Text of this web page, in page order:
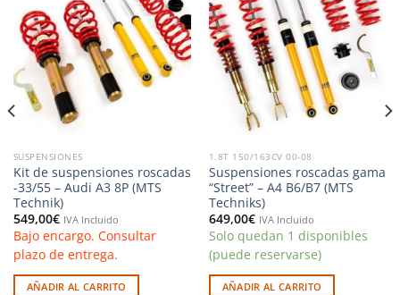
Añadir
a la
lista de
deseos
SUSPENSIONES
Kit de suspensiones roscadas
-33/55 – Audi A3 8P (MTS
Technik)
549,00€ IVA Incluido
Bajo encargo. Consultar
plazo de entrega.
AÑADIR AL CARRITO
Añadir
a la
lista de
deseos
1.8T 150/163CV 00-08
Suspensiones roscadas gama
“Street” – A4 B6/B7 (MTS
Techniks)
649,00€ IVA Incluido
Solo quedan 1 disponibles
(puede reservarse)
AÑADIR AL CARRITO